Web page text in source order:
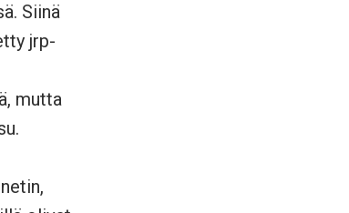
Siinä
jrp-
mutta